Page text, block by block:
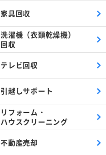
家具回収
洗濯機（衣類乾燥機）
回収
テレビ回収
引越しサポート
リフォーム・
ハウスクリーニング
不動産売却